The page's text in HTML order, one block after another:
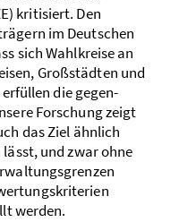
kritisiert. Den
im Deutschen
sich Wahlkreise an
Groß­städten und
erfüllen die gegen­
Forschung zeigt
das Ziel ähnlich
und zwar ohne
werden.